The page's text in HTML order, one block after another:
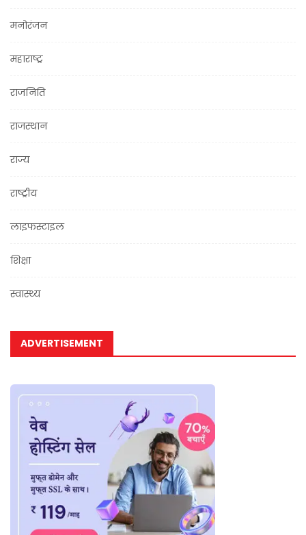
मनोरंजन
महाराष्ट्र
राजनिति
राजस्थान
राज्य
राष्ट्रीय
लाइफस्टाइल
शिक्षा
स्वास्थ्य
ADVERTISEMENT